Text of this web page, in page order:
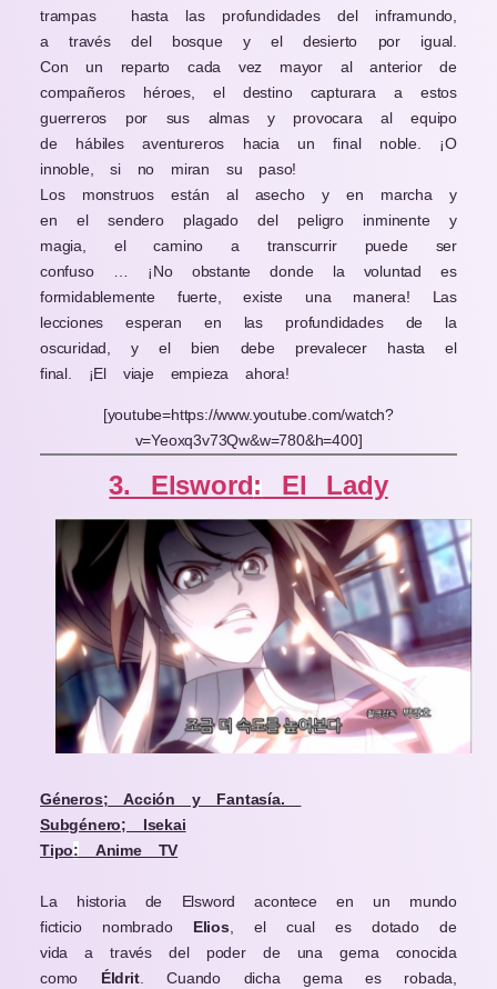
trampas hasta las profundidades del inframundo,
a través del bosque y el desierto por igual.
Con un reparto cada vez mayor al anterior de
compañeros héroes, el destino capturara a estos
guerreros por sus almas y provocara al equipo
de hábiles aventureros hacia un final noble. ¡O
innoble, si no miran su paso!
Los monstruos están al asecho y en marcha y
en el sendero plagado del peligro inminente y
magia, el camino a transcurrir puede ser
confuso … ¡No obstante donde la voluntad es
formidablemente fuerte, existe una manera! Las
lecciones esperan en las profundidades de la
oscuridad, y el bien debe prevalecer hasta el
final. ¡El viaje empieza ahora!
[youtube=https://www.youtube.com/watch?
v=Yeoxq3v73Qw&w=780&h=400]
3. Elsword: El Lady
Géneros; Acción y Fantasía.
Subgénero; Isekai
Tipo: Anime TV
La historia de Elsword acontece en un mundo
ficticio nombrado Elios , el cual es dotado de
vida a través del poder de una gema conocida
como Éldrit. Cuando dicha gema es robada,